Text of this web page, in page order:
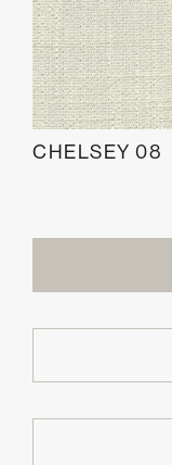
CHELSEY 08